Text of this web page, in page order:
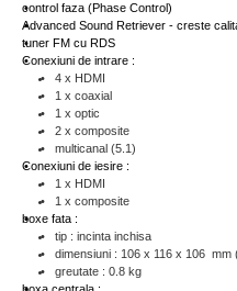
control faza (Phase Control)
Advanced Sound Retriever - creste
tuner FM cu RDS
Conexiuni de intrare :
4 x HDMI
1 x coaxial
1 x optic
2 x composite
multicanal (5.1)
Conexiuni de iesire :
1 x HDMI
1 x composite
boxe fata :
tip : incinta inchisa
dimensiuni : 106 x 116 x 106 mm
greutate : 0.8 kg